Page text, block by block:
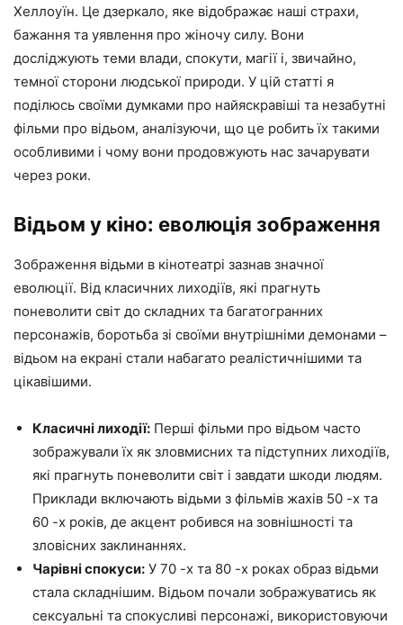
Хеллоуїн. Це дзеркало, яке відображає наші страхи,
бажання та уявлення про жіночу силу. Вони
досліджують теми влади, спокути, магії і, звичайно,
темної сторони людської природи. У цій статті я
поділюсь своїми думками про найяскравіші та незабутні
фільми про відьом, аналізуючи, що це робить їх такими
особливими і чому вони продовжують нас зачарувати
через роки.
Відьом у кіно: еволюція зображення
Зображення відьми в кінотеатрі зазнав значної
еволюції. Від класичних лиходіїв, які прагнуть
поневолити світ до складних та багатогранних
персонажів, боротьба зі своїми внутрішніми демонами –
відьом на екрані стали набагато реалістичнішими та
цікавішими.
Класичні лиходії: Перші фільми про відьом часто
зображували їх як зловмисних та підступних лиходіїв,
які прагнуть поневолити світ і завдати шкоди людям.
Приклади включають відьми з фільмів жахів 50 -х та
60 -х років, де акцент робився на зовнішності та
зловісних заклинаннях.
Чарівні спокуси: У 70 -х та 80 -х роках образ відьми
стала складнішим. Відьом почали зображуватись як
сексуальні та спокусливі персонажі, використовуючи